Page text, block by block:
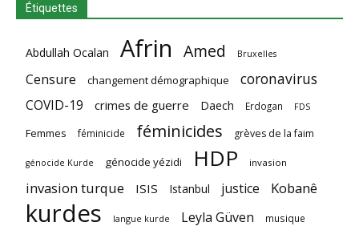
Étiquettes
Abdullah Ocalan Afrin Amed Bruxelles
Censure changement démographique coronavirus
COVID-19 crimes de guerre Daech Erdogan FDS
Femmes féminicide féminicides grèves de la faim
génocide Kurde génocide yézidi HDP invasion
invasion turque ISIS Istanbul justice Kobanê
kurdes langue kurde Leyla Güven musique